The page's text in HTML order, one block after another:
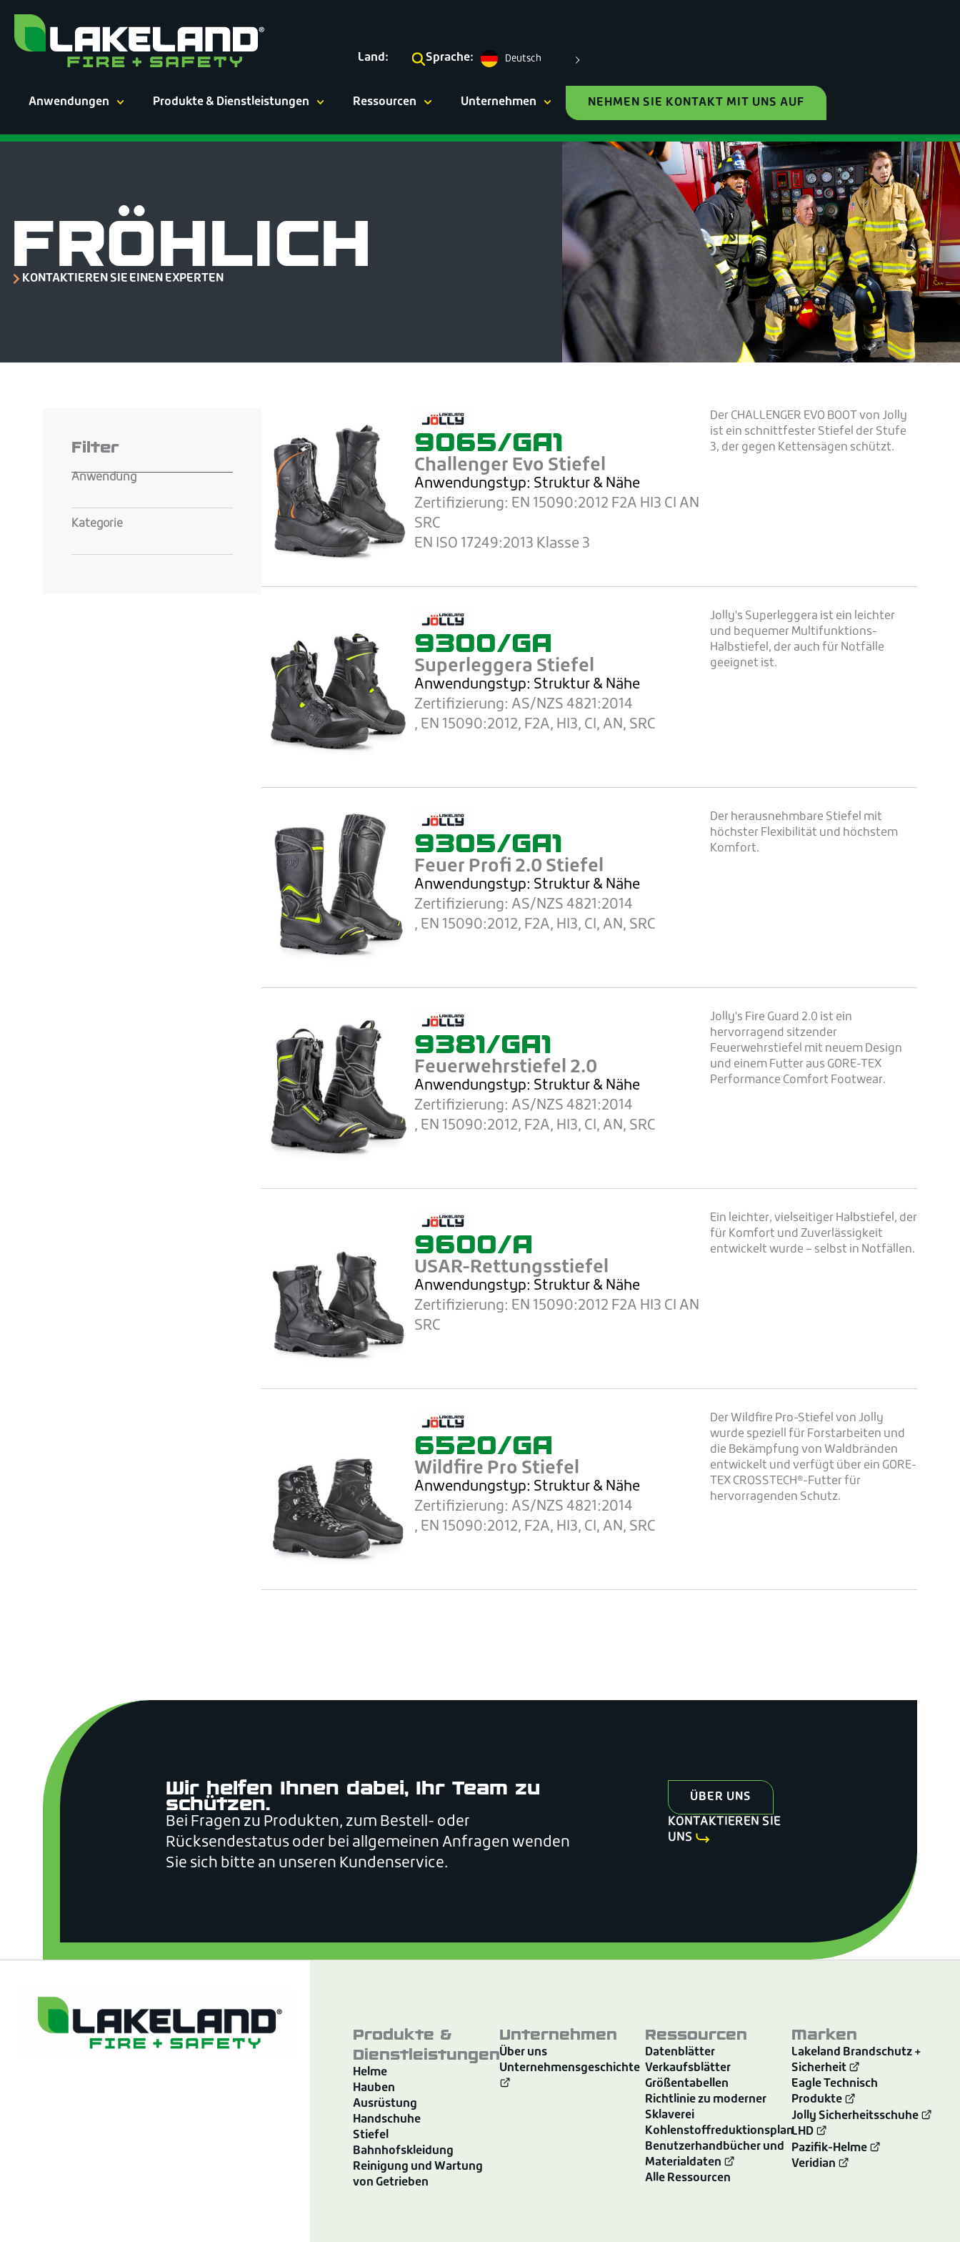
Inhalt
springen
Land: Sprache: Deutsch
Anwendungen Produkte & Dienstleistungen Ressourcen Unternehmen NEHMEN SIE KONTAKT MIT UNS AUF
FRÖHLICH
KONTAKTIEREN SIE EINEN EXPERTEN
Filter
Anwendung
Kategorie
9065/GA1
Challenger Evo Stiefel
Anwendungstyp: Struktur & Nähe
Zertifizierung: EN 15090:2012 F2A HI3 CI AN
SRC
EN ISO 17249:2013 Klasse 3
Der CHALLENGER EVO BOOT von Jolly
ist ein schnittfester Stiefel der Stufe
3, der gegen Kettensägen schützt.
9300/GA
Superleggera Stiefel
Anwendungstyp: Struktur & Nähe
Zertifizierung:AS/NZS 4821:2014
, EN 15090:2012, F2A, HI3, CI, AN, SRC
Jolly's Superleggera ist ein leichter
und bequemer Multifunktions-
Halbstiefel, der auch für Notfälle
geeignet ist.
9305/GA1
Feuer Profi 2.0 Stiefel
Anwendungstyp: Struktur & Nähe
Zertifizierung:AS/NZS 4821:2014
, EN 15090:2012, F2A, HI3, CI, AN, SRC
Der herausnehmbare Stiefel mit
höchster Flexibilität und höchstem
Komfort.
9381/GA1
Feuerwehrstiefel 2.0
Anwendungstyp: Struktur & Nähe
Zertifizierung:AS/NZS 4821:2014
, EN 15090:2012, F2A, HI3, CI, AN, SRC
Jolly's Fire Guard 2.0 ist ein
hervorragend sitzender
Feuerwehrstiefel mit neuem Design
und einem Futter aus GORE-TEX
Performance Comfort Footwear.
9600/A
USAR-Rettungsstiefel
Anwendungstyp: Struktur & Nähe
Zertifizierung: EN 15090:2012 F2A HI3 CI AN
SRC
Ein leichter, vielseitiger Halbstiefel, der
für Komfort und Zuverlässigkeit
entwickelt wurde – selbst in Notfällen.
6520/GA
Wildfire Pro Stiefel
Anwendungstyp: Struktur & Nähe
Zertifizierung:AS/NZS 4821:2014
, EN 15090:2012, F2A, HI3, CI, AN, SRC
Der Wildfire Pro-Stiefel von Jolly
wurde speziell für Forstarbeiten und
die Bekämpfung von Waldbränden
entwickelt und verfügt über ein GORE-
TEX CROSSTECH®-Futter für
hervorragenden Schutz.
Wir helfen Ihnen dabei, Ihr Team zu
schützen.
Bei Fragen zu Produkten, zum Bestell- oder
Rücksendestatus oder bei allgemeinen Anfragen wenden
Sie sich bitte an unseren Kundenservice.
ÜBER UNS
KONTAKTIEREN SIE
UNS
Produkte &
Dienstleistungen
Helme
Hauben
Ausrüstung
Handschuhe
Stiefel
Bahnhofskleidung
Reinigung und Wartung
von Getrieben
Unternehmen
Über uns
Unternehmensgeschichte
Ressourcen
Datenblätter
Verkaufsblätter
Größentabellen
Richtlinie zu moderner
Sklaverei
Kohlenstoffreduktionsplan
Benutzerhandbücher und
Materialdaten
Alle Ressourcen
Marken
Lakeland Brandschutz +
Sicherheit
Eagle Technisch
Produkte
Jolly Sicherheitsschuhe
LHD
Pazifik-Helme
Veridian